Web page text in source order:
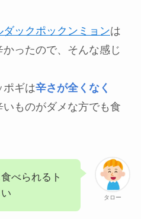
ダックポックンミョンは
ったので、そんな感じ
ポギは辛さが全くなく
いものがダメな方でも食
タロー
べられるト